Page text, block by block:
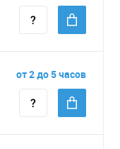
от 2 до 5 часов